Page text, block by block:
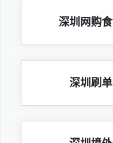
深圳网购
深圳刷